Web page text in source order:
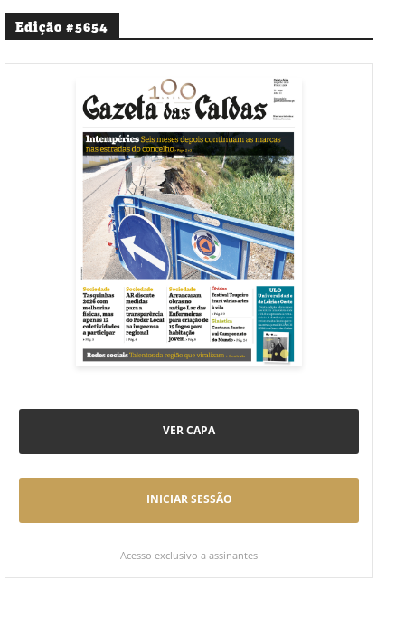
Edição #5654
VER CAPA
INICIAR SESSÃO
Acesso exclusivo a assinantes